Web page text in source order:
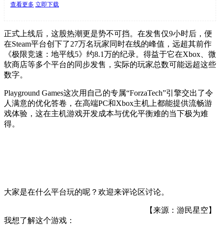
查看更多 立即下载
正式上线后，这股热潮更是势不可挡。在发售仅9小时后，便
在Steam平台创下了27万名玩家同时在线的峰值，远超其前作
《极限竞速：地平线5》约8.1万的纪录。得益于它在Xbox、微
软商店等多个平台的同步发售，实际的玩家总数可能远超这些
数字。
Playground Games这次用自己的专属“ForzaTech”引擎交出了令
人满意的优化答卷，在高端PC和Xbox主机上都能提供流畅游
戏体验，这在主机游戏开发成本与优化平衡难的当下极为难
得。
大家是在什么平台玩的呢？欢迎来评论区讨论。
【来源：游民星空】
我想了解这个游戏：